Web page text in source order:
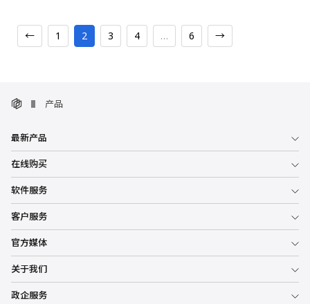
← 1 2 3 4 … 6 →
产品
最新产品
在线购买
软件服务
客户服务
官方媒体
关于我们
政企服务